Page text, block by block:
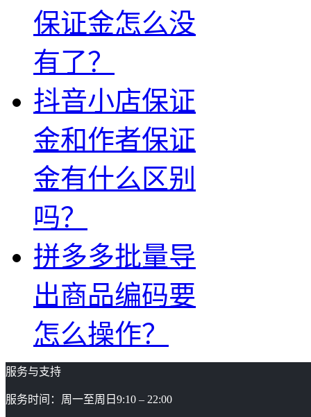
保证金怎么没
有了？
抖音小店保证
金和作者保证
金有什么区别
吗？
拼多多批量导
出商品编码要
怎么操作？
服务与支持
服务时间：周一至周日9:10 – 22:00